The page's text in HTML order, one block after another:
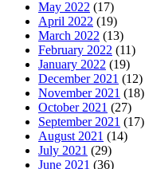
May 2022 (17)
April 2022 (19)
March 2022 (13)
February 2022 (11)
January 2022 (19)
December 2021 (12)
November 2021 (18)
October 2021 (27)
September 2021 (17)
August 2021 (14)
July 2021 (29)
June 2021 (36)